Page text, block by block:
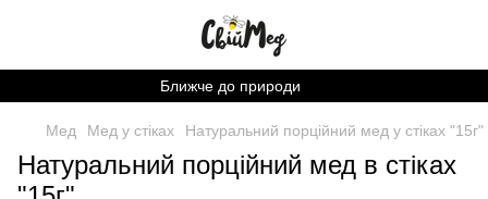
Ближче до природи
Мед Мед у стіках Натуральний порційний мед у стіках "15г"
Натуральний порційний мед в стіках